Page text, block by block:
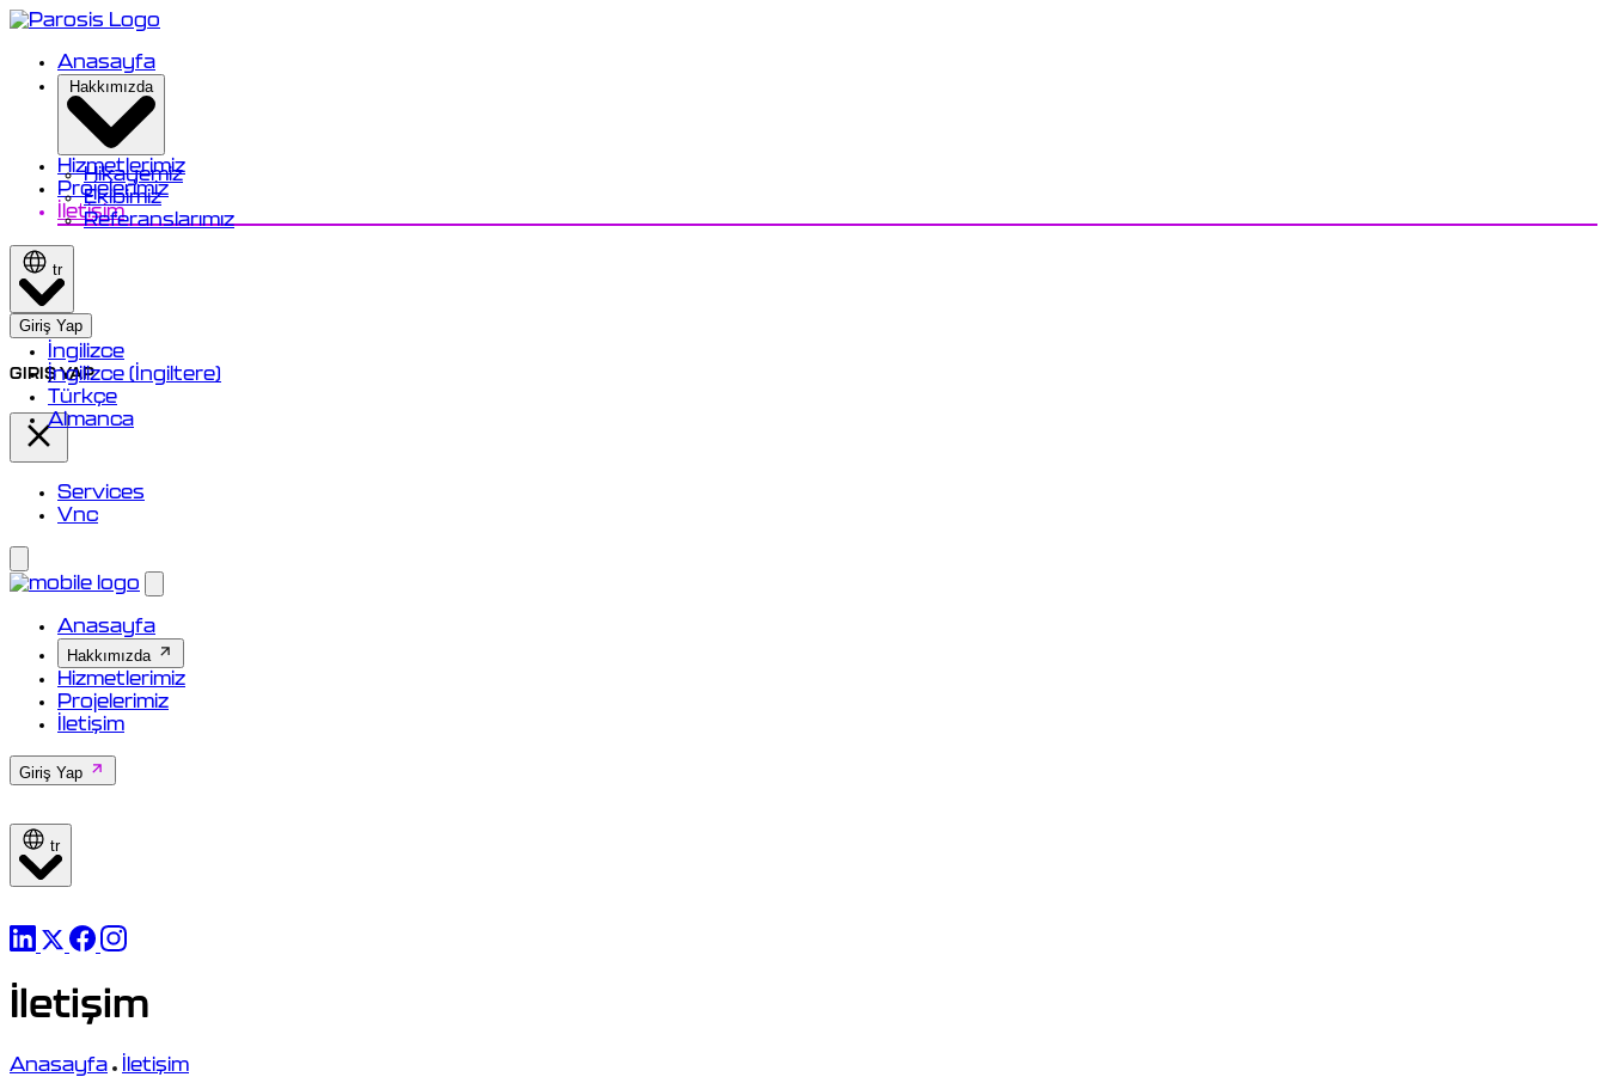
Anasayfa
Hakkımızda
Hikayemiz
Ekibimiz
Referanslarımız
Hizmetlerimiz
Projelerimiz
İletişim
tr
İngilizce
İngilizce (İngiltere)
Türkçe
Almanca
Giriş Yap
GIRIŞ YAP
Services
Vnc
Anasayfa
Hakkımızda
Hizmetlerimiz
Projelerimiz
İletişim
Giriş Yap
tr
İletişim
Anasayfa
İletişim